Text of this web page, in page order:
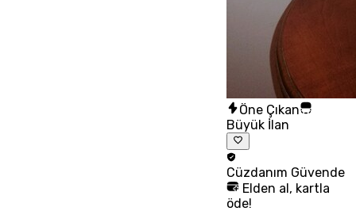
Öne Çıkan
Büyük İlan
Cüzdanım Güvende
Elden al, kartla
öde!